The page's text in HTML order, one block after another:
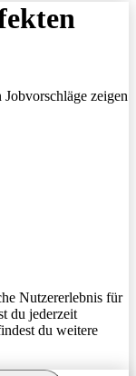
zeigen
Nutzererlebnis für
du jederzeit
du weitere